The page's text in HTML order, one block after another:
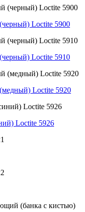
Loctite 5900
Loctite 5910
Loctite 5920
Loctite 5926